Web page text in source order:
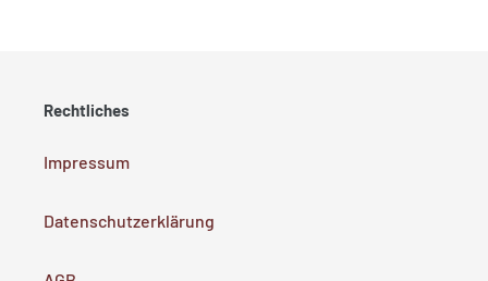
Rechtliches
Impressum
Datenschutzerklärung